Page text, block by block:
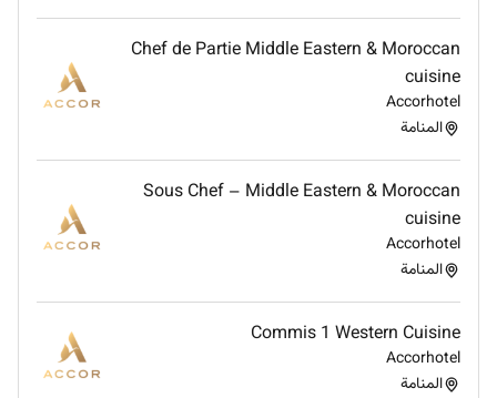
Full-time
Chef de Partie Middle Eastern & Moroccan
cuisine
Accorhotel
المنامة
Sous Chef – Middle Eastern & Moroccan
cuisine
Accorhotel
المنامة
Commis 1 Western Cuisine
Accorhotel
المنامة